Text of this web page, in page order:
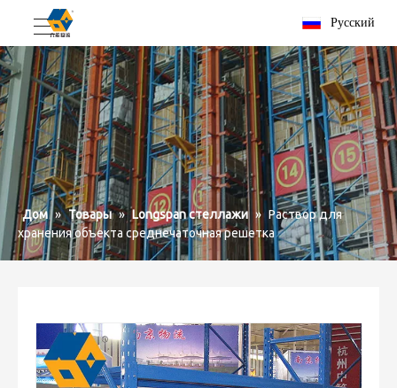
Pусский
Дом » Товары » Longspan стеллажи » Раствор для
хранения объекта среднечаточная решетка